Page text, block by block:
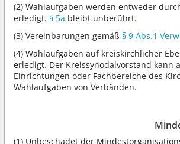
(2) Wahlaufgaben werden entweder
erledigt. § 5a bleibt unberührt.
(3) Vereinbarungen gemäß§ 9 Abs.1
(4) Wahlaufgaben auf kreiskirchlicher
erledigt. Der Kreissynodalvorstand kann
Einrichtungen oder Fachbereiche des
Wahlaufgaben von Verbänden.
(1) Unbeschadet der